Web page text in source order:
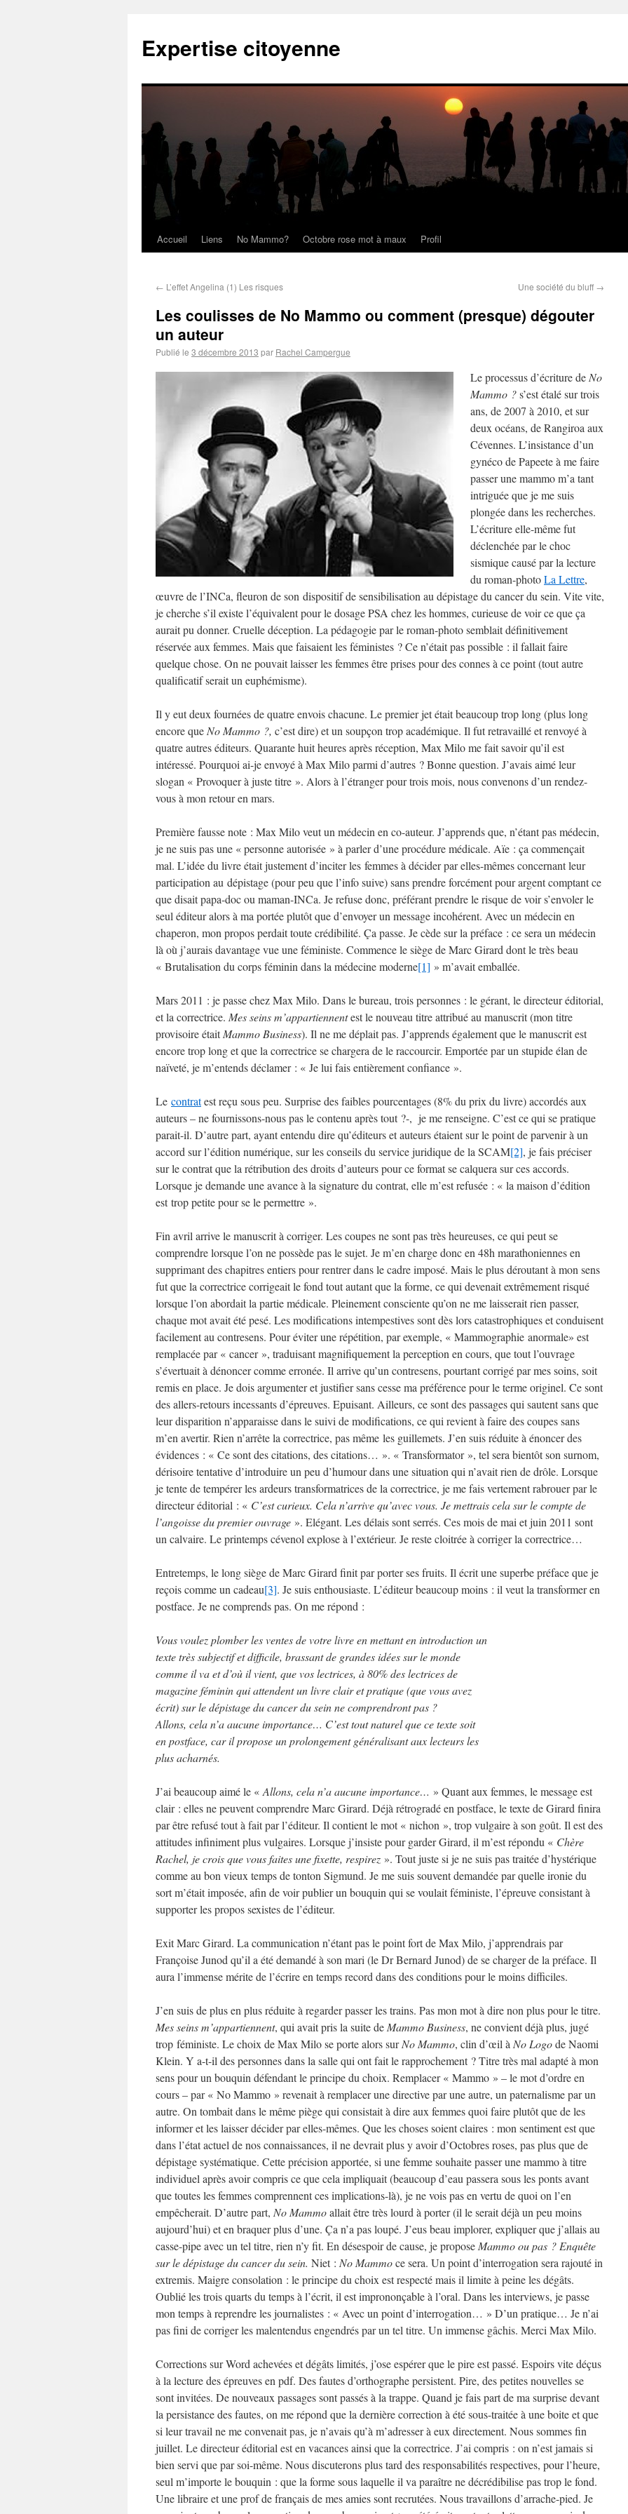
Expertise citoyenne
Accueil Liens No Mammo? Octobre rose mot à maux Profil
← L’effet Angelina (1) Les risques Une société du bluff →
Les coulisses de No Mammo ou comment (presque) dégouter
un auteur
Publié le 3 décembre 2013 par Rachel Campergue
Le processus d’écriture de No
Mammo ?s’est étalé sur trois
ans, de 2007 à 2010, et sur
deux océans, de Rangiroa aux
Cévennes. L’insistance d’un
gynéco de Papeete à me faire
passer une mammo m’a tant
intriguée que je me suis
plongée dans les recherches.
L’écriture elle-même fut
déclenchée par le choc
sismique causé par la lecture
du roman-photoLa Lettre,
œuvre de l’INCa, fleuron de son dispositif de sensibilisation au dépistage du cancer du sein. Vite vite,
je cherche s’il existe l’équivalent pour le dosage PSA chez les hommes, curieuse de voir ce que ça
aurait pu donner. Cruelle déception. La pédagogie par le roman-photo semblait définitivement
réservée aux femmes. Mais que faisaient les féministes ? Ce n’était pas possible : il fallait faire
quelque chose. On ne pouvait laisser les femmes être prises pour des connes à ce point (tout autre
qualificatif serait un euphémisme).
Il y eut deux fournées de quatre envois chacune. Le premier jet était beaucoup trop long (plus long
encore que No Mammo ?, c’est dire) et un soupçon trop académique. Il fut retravaillé et renvoyé à
quatre autres éditeurs. Quarante huit heures après réception, Max Milo me fait savoir qu’il est
intéressé. Pourquoi ai-je envoyé à Max Milo parmi d’autres ? Bonne question. J’avais aimé leur
slogan « Provoquer à juste titre ». Alors à l’étranger pour trois mois, nous convenons d’un rendez-
vous à mon retour en mars.
Première fausse note : Max Milo veut un médecin en co-auteur. J’apprends que, n’étant pas médecin,
je ne suis pas une « personne autorisée » à parler d’une procédure médicale. Aïe : ça commençait
mal. L’idée du livre était justement d’inciter les femmes à décider par elles-mêmes concernant leur
participation au dépistage (pour peu que l’info suive) sans prendre forcément pour argent comptant ce
que disait papa-doc ou maman-INCa. Je refuse donc, préférant prendre le risque de voir s’envoler le
seul éditeur alors à ma portée plutôt que d’envoyer un message incohérent. Avec un médecin en
chaperon, mon propos perdait toute crédibilité. Ça passe. Je cède sur la préface : ce sera un médecin
là où j’aurais davantage vue une féministe. Commence le siège de Marc Girard dont le très beau
« Brutalisation du corps féminin dans la médecine moderne[1] » m’avait emballée.
Mars 2011 : je passe chez Max Milo. Dans le bureau, trois personnes : le gérant, le directeur éditorial,
et la correctrice. Mes seins m’appartiennentest le nouveau titre attribué au manuscrit (mon titre
provisoire étaitMammo Business). Il ne me déplait pas. J’apprends également que le manuscrit est
encore trop long et que la correctrice se chargera de le raccourcir. Emportée par un stupide élan de
naïveté, je m’entends déclamer : « Je lui fais entièrement confiance ».
Le contratest reçu sous peu. Surprise des faibles pourcentages (8% du prix du livre) accordés aux
auteurs – ne fournissons-nous pas le contenu après tout ?-, je me renseigne. C’est ce qui se pratique
parait-il. D’autre part, ayant entendu dire qu’éditeurs et auteurs étaient sur le point de parvenir à un
accord sur l’édition numérique, sur les conseils du service juridique de la SCAM[2], je fais préciser
sur le contrat que la rétribution des droits d’auteurs pour ce format se calquera sur ces accords.
Lorsque je demande une avance à la signature du contrat, elle m’est refusée : « la maison d’édition
est trop petite pour se le permettre ».
Fin avril arrive le manuscrit à corriger. Les coupes ne sont pas très heureuses, ce qui peut se
comprendre lorsque l’on ne possède pas le sujet. Je m’en charge donc en 48h marathoniennes en
supprimant des chapitres entiers pour rentrer dans le cadre imposé. Mais le plus déroutant à mon sens
fut que la correctrice corrigeait le fond tout autant que la forme, ce qui devenait extrêmement risqué
lorsque l’on abordait la partie médicale. Pleinement consciente qu’on ne me laisserait rien passer,
chaque mot avait été pesé. Les modifications intempestives sont dès lors catastrophiques et conduisent
facilement au contresens. Pour éviter une répétition, par exemple, « Mammographie anormale» est
remplacée par « cancer », traduisant magnifiquement la perception en cours, que tout l’ouvrage
s’évertuait à dénoncer comme erronée. Il arrive qu’un contresens, pourtant corrigé par mes soins, soit
remis en place. Je dois argumenter et justifier sans cesse ma préférence pour le terme originel. Ce sont
des allers-retours incessants d’épreuves. Epuisant. Ailleurs, ce sont des passages qui sautent sans que
leur disparition n’apparaisse dans le suivi de modifications, ce qui revient à faire des coupes sans
m’en avertir. Rien n’arrête la correctrice, pas même les guillemets. J’en suis réduite à énoncer des
évidences : « Ce sont des citations, des citations… ». « Transformator », tel sera bientôt son surnom,
dérisoire tentative d’introduire un peu d’humour dans une situation qui n’avait rien de drôle. Lorsque
je tente de tempérer les ardeurs transformatrices de la correctrice, je me fais vertement rabrouer par le
directeur éditorial : « C’est curieux. Cela n’arrive qu’avec vous. Je mettrais cela sur le compte de
l’angoisse du premier ouvrage ». Elégant. Les délais sont serrés. Ces mois de mai et juin 2011 sont
un calvaire. Le printemps cévenol explose à l’extérieur. Je reste cloitrée à corriger la correctrice…
Entretemps, le long siège de Marc Girard finit par porter ses fruits. Il écrit une superbe préface que je
reçois comme un cadeau[3]. Je suis enthousiaste. L’éditeur beaucoup moins : il veut la transformer en
postface. Je ne comprends pas. On me répond :
Vous voulez plomber les ventes de votre livre en mettant en introduction un
texte très subjectif et difficile, brassant de grandes idées sur le monde
comme il va et d’où il vient, que vos lectrices, à 80% des lectrices de
magazine féminin qui attendent un livre clair et pratique (que vous avez
écrit) sur le dépistage du cancer du sein ne comprendront pas ?
Allons, cela n’a aucune importance… C’est tout naturel que ce texte soit
en postface, car il propose un prolongement généralisant aux lecteurs les
plus acharnés.
J’ai beaucoup aimé le « Allons, cela n’a aucune importance… » Quant aux femmes, le message est
clair : elles ne peuvent comprendre Marc Girard. Déjà rétrogradé en postface, le texte de Girard finira
par être refusé tout à fait par l’éditeur. Il contient le mot « nichon », trop vulgaire à son goût. Il est des
attitudes infiniment plus vulgaires. Lorsque j’insiste pour garder Girard, il m’est répondu « Chère
Rachel, je crois que vous faites une fixette, respirez ». Tout juste si je ne suis pas traitée d’hystérique
comme au bon vieux temps de tonton Sigmund. Je me suis souvent demandée par quelle ironie du
sort m’était imposée, afin de voir publier un bouquin qui se voulait féministe, l’épreuve consistant à
supporter les propos sexistes de l’éditeur.
Exit Marc Girard. La communication n’étant pas le point fort de Max Milo, j’apprendrais par
Françoise Junod qu’il a été demandé à son mari (le Dr Bernard Junod) de se charger de la préface. Il
aura l’immense mérite de l’écrire en temps record dans des conditions pour le moins difficiles.
J’en suis de plus en plus réduite à regarder passer les trains. Pas mon mot à dire non plus pour le titre.
Mes seins m’appartiennent, qui avait pris la suite de Mammo Business, ne convient déjà plus, jugé
trop féministe. Le choix de Max Milo se porte alors surNo Mammo, clin d’œil à No Logode Naomi
Klein. Y a-t-il des personnes dans la salle qui ont fait le rapprochement ? Titre très mal adapté à mon
sens pour un bouquin défendant le principe du choix. Remplacer « Mammo » – le mot d’ordre en
cours – par « No Mammo » revenait à remplacer une directive par une autre, un paternalisme par un
autre. On tombait dans le même piège qui consistait à dire aux femmes quoi faire plutôt que de les
informer et les laisser décider par elles-mêmes. Que les choses soient claires : mon sentiment est que
dans l’état actuel de nos connaissances, il ne devrait plus y avoir d’Octobres roses, pas plus que de
dépistage systématique. Cette précision apportée, si une femme souhaite passer une mammo à titre
individuel après avoir compris ce que cela impliquait (beaucoup d’eau passera sous les ponts avant
que toutes les femmes comprennent ces implications-là), je ne vois pas en vertu de quoi on l’en
empêcherait. D’autre part, No Mammoallait être très lourd à porter (il le serait déjà un peu moins
aujourd’hui) et en braquer plus d’une. Ça n’a pas loupé. J’eus beau implorer, expliquer que j’allais au
casse-pipe avec un tel titre, rien n’y fit. En désespoir de cause, je propose Mammo ou pas ? Enquête
sur le dépistage du cancerdu sein. Niet : No Mammoce sera. Un point d’interrogation sera rajouté in
extremis. Maigre consolation : le principe du choix est respecté mais il limite à peine les dégâts.
Oublié les trois quarts du temps à l’écrit, il est imprononçable à l’oral. Dans les interviews, je passe
mon temps à reprendre les journalistes : « Avec un point d’interrogation… » D’un pratique… Je n’ai
pas fini de corriger les malentendus engendrés par un tel titre. Un immense gâchis. Merci Max Milo.
Corrections sur Word achevées et dégâts limités, j’ose espérer que le pire est passé. Espoirs vite déçus
à la lecture des épreuves en pdf. Des fautes d’orthographe persistent. Pire, des petites nouvelles se
sont invitées. De nouveaux passages sont passés à la trappe. Quand je fais part de ma surprise devant
la persistance des fautes, on me répond que la dernière correction à été sous-traitée à une boite et que
si leur travail ne me convenait pas, je n’avais qu’à m’adresser à eux directement. Nous sommes fin
juillet. Le directeur éditorial est en vacances ainsi que la correctrice. J’ai compris : on n’est jamais si
bien servi que par soi-même. Nous discuterons plus tard des responsabilités respectives, pour l’heure,
seul m’importe le bouquin : que la forme sous laquelle il va paraître ne décrédibilise pas trop le fond.
Une libraire et une prof de français de mes amies sont recrutées. Nous travaillons d’arrache-pied. Je